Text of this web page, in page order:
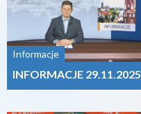
Informacje
INFORMACJE 29.11.2025